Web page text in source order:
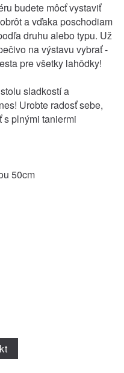
budete môcť vystaviť
a vďaka poschodiam
druhu alebo typu. Už
na výstavu vybrať -
pre všetky lahôdky!
sladkostí a
Urobte radosť sebe,
s plnými taniermi
50cm